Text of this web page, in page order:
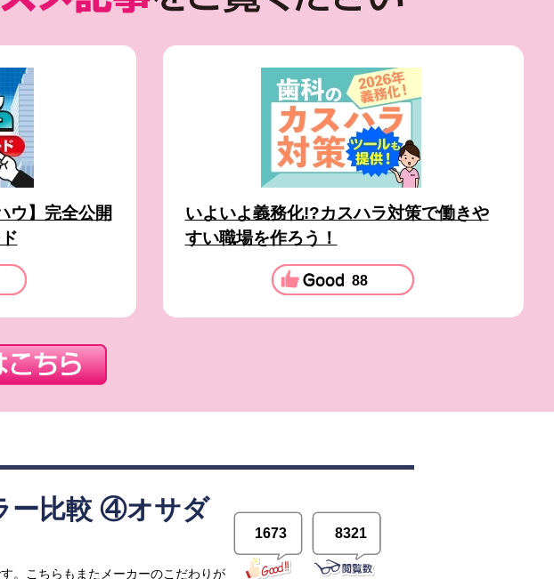
ウ】完全公開
いよいよ義務化!?カスハラ対策で働きや
すい職場を作ろう！
88
ー比較 ④オサダ
。こちらもまたメーカーのこだわりが
8321
1673